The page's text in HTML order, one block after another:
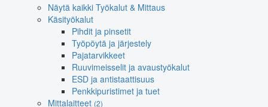
Näytä kaikki Työkalut & Mittaus
Käsityökalut
Pihdit ja pinsetit
Työpöytä ja järjestely
Pajatarvikkeet
Ruuvimeisselit ja avaustyökalut
ESD ja antistaattisuus
Penkkipuristimet ja tuet
Mittalaitteet (2)